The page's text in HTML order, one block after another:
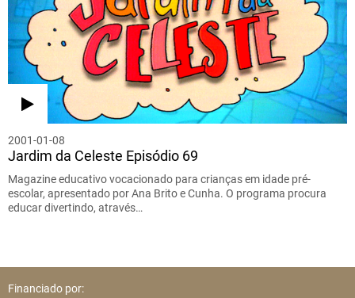
2001-01-08
Jardim da Celeste Episódio 69
Magazine educativo vocacionado para crianças em idade pré-
escolar, apresentado por Ana Brito e Cunha. O programa procura
educar divertindo, através…
Financiado por: